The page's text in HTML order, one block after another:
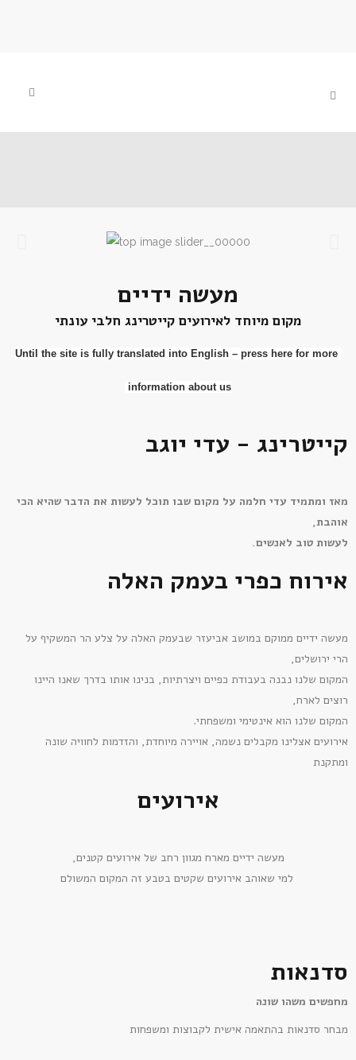
מעשה ידיים
מקום מיוחד לאירועים קייטרינג חלבי עונתי
Until the site is fully translated into English – press here for more
information about us
קייטרינג - עדי יוגב
מאז ומתמיד עדי חלמה על מקום שבו תוכל לעשות את הדבר שהיא הכי
אוהבת,
לעשות טוב לאנשים.
אירוח כפרי בעמק האלה
מעשה ידיים ממוקם במושב אביעזר שבעמק האלה על צלע הר המשקיף על
הרי ירושלים,
המקום שלנו נבנה בעבודת כפיים ויצרתיות, בנינו אותו בדרך שאנו היינו
רוצים לארח,
המקום שלנו הוא אינטימי ומשפחתי.
אירועים אצלינו מקבלים נשמה, אויירה מיוחדת, והזדמות לחוויה שונה
ומתקנת
אירועים
מעשה ידיים מארח מגוון רחב של אירועים קטנים,
למי שאוהב אירועים שקטים בטבע זה המקום המשולם
סדנאות
מחפשים משהו שונה
מבחר סדנאות בהתאמה אישית לקבוצות ומשפחות